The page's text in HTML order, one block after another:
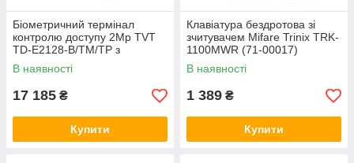
Біометричний термінал
контролю доступу 2Mp TVT
TD-E2128-B/TM/TP з
розпізнаванням облич і
вимірюванням температури
В наявності
17 185 ₴
Купити
Клавіатура бездротова зі
зчитувачем Mifare Trinix TRK-
1100MWR (71-00017)
В наявності
1 389 ₴
Купити